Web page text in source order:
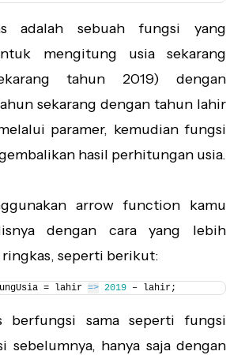
adalah sebuah fungsi yang
mengitung usia sekarang
tahun 2019) dengan
sekarang dengan tahun lahir
paramer, kemudian fungsi
hasil perhitungan usia.
arrow function kamu
dengan cara yang lebih
seperti berikut:
= lahir => 2019 – lahir;
berfungsi sama seperti fungsi
sebelumnya, hanya saja dengan